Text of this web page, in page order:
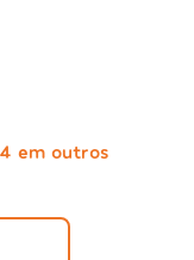
em outros